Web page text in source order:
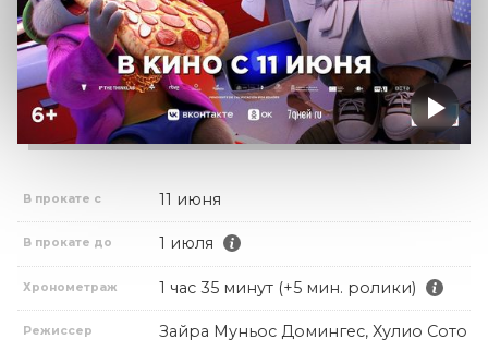
В прокате с 11 июня
В прокате до 1 июля
Хронометраж 1 час 35 минут (+5 мин. ролики)
Режиссер
Зайра Муньос Домингес, Хулио Сото